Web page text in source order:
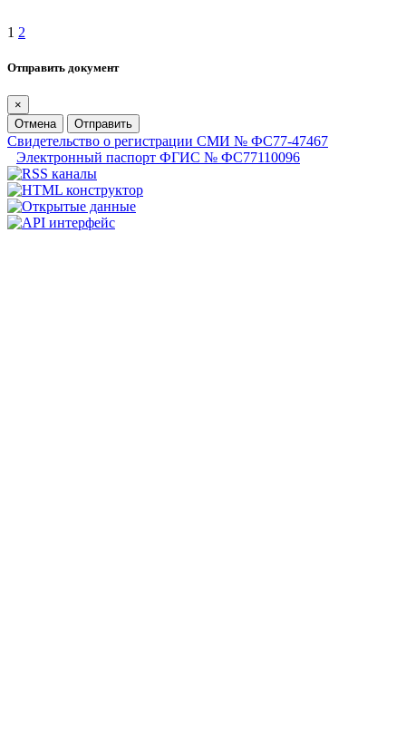
1 2
Отправить документ
×
Отмена
Отправить
Свидетельство о регистрации СМИ № ФС77-47467
Электронный паспорт ФГИС № ФС77110096